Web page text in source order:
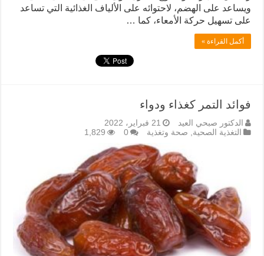
ويساعد على الهضم، لاحتوائه على الألياف الغذائية التي تساعد
على تسهيل حركة الأمعاء، كما …
أكمل القراءة »
فوائد التمر كغذاء ودواء
الدكتور صبحي العيد
21 فبراير، 2022
التغذية الصحية
صحة وتغذية 0
1,829